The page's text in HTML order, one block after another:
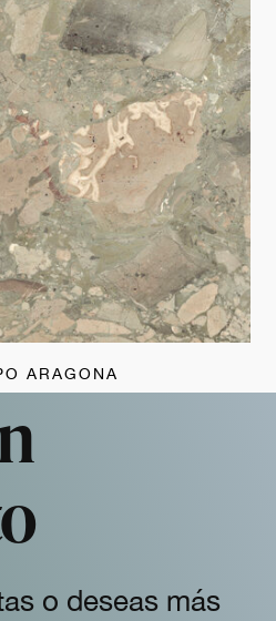
ARAGONA
o deseas más